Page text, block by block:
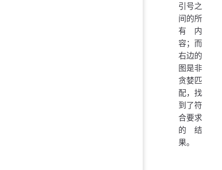
引号之
间的所
有内
容；而
右边的
图是非
贪婪匹
配，找
到了符
合要求
的结
果。